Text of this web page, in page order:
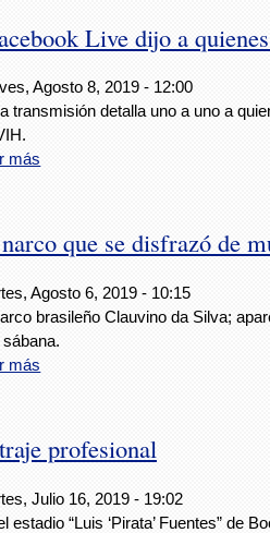
Live dijo a
Agosto 8, 2019 - 12:00
transmisión detalla uno a uno a
más
que se disfrazó de
Agosto 6, 2019 - 10:15
brasileño Clauvino da Silva;
sábana.
más
profesional
Julio 16, 2019 - 19:02
estadio “Luis ‘Pirata’ Fuentes” de